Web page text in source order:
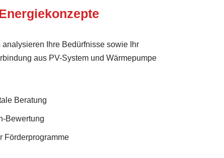
Ihre Bedürfnisse sowie Ihr
aus PV-System und Wärmepumpe
Beratung
Bewertung
Förderprogramme